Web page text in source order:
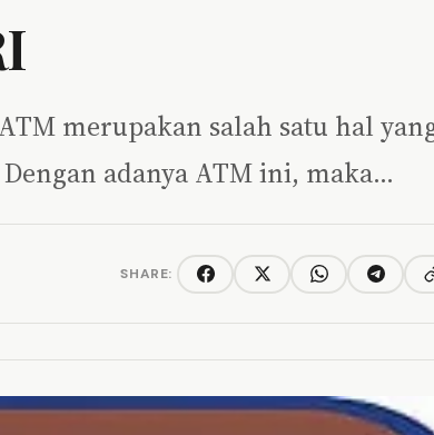
merupakan salah satu hal
adanya ATM ini, maka…
SHARE: FacebookTwitter/XWhatsAppTelegram